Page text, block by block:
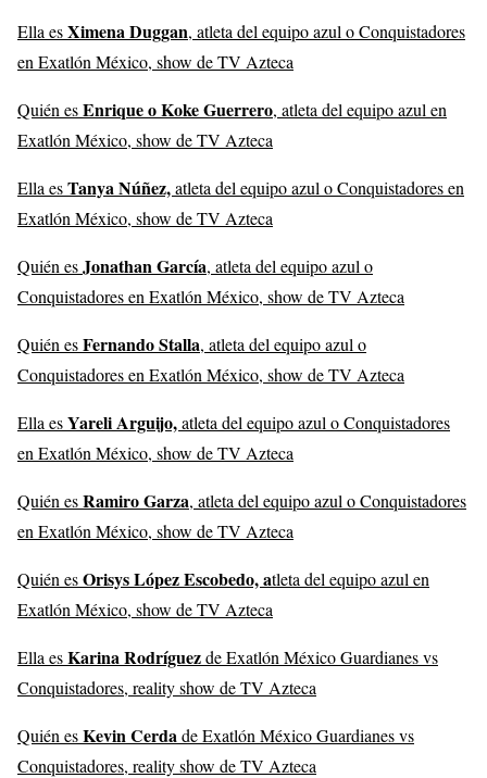
Ella esXimena Duggan, atleta del equipo azul o Conquistadores
en Exatlón México, show de TV Azteca
Quién esEnrique o Koke Guerrero, atleta del equipo azul en
Exatlón México, show de TV Azteca
Ella esTanya Núñez,atleta del equipo azul o Conquistadores en
Exatlón México, show de TV Azteca
Quién esJonathan García, atleta del equipo azul o
Conquistadores en Exatlón México, show de TV Azteca
Quién esFernando Stalla, atleta del equipo azul o
Conquistadores en Exatlón México, show de TV Azteca
Ella esYareli Arguijo,atleta del equipo azul o Conquistadores
en Exatlón México, show de TV Azteca
Quién esRamiro Garza, atleta del equipo azul o Conquistadores
en Exatlón México, show de TV Azteca
Quién esOrisys López Escobedo, atleta del equipo azul en
Exatlón México, show de TV Azteca
Ella esKarina Rodríguezde Exatlón México Guardianes vs
Conquistadores, reality show de TV Azteca
Quién esKevin Cerda de Exatlón México Guardianes vs
Conquistadores, reality show de TV Azteca